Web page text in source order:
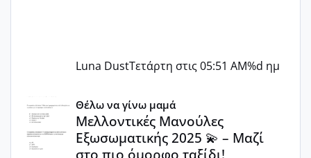
Luna DustΤετάρτη στις 05:51 AM%d ημ
Μελλοντικές Μανούλες Εξωσωματικής 2025 💫 – Μαζί
Θέλω να γίνω μαμά
Μελλοντικές Μανούλες
Εξωσωματικής 2025 💫 – Μαζί
στο πιο όμορφο ταξίδι!